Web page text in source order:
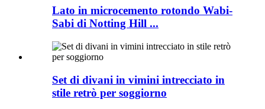
Lato in microcemento rotondo Wabi-
Sabi di Notting Hill ...
Set di divani in vimini intrecciato in
stile retrò per soggiorno